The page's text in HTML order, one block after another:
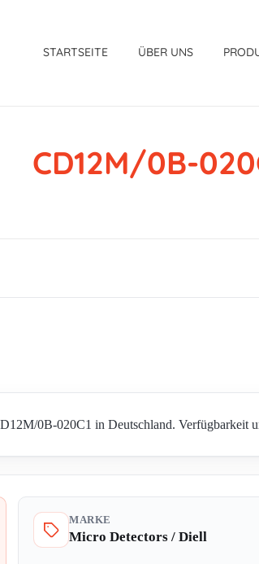
STARTSEITE ÜBER UNS
CD12M/0B-
0B-020C1 in Deutschland. Verfügbarkeit
MARKE
Micro Detectors / Diell